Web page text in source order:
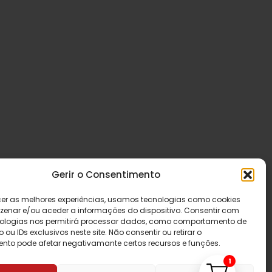
Gerir o Consentimento
as melhores experiências, usamos tecnologias como cookies
e/ou aceder a informações do dispositivo. Consentir com
nos permitirá processar dados, como comportamento de
IDs exclusivos neste site. Não consentir ou retirar o
pode afetar negativamante certos recursos e funções.
1